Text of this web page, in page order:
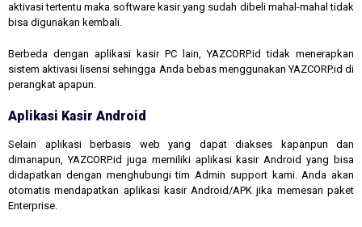
aktivasi tertentu maka software kasir yang sudah dibeli mahal-mahal tidak
bisa digunakan kembali.
Berbeda dengan aplikasi kasir PC lain, YAZCORP.id tidak menerapkan
sistem aktivasi lisensi sehingga Anda bebas menggunakan YAZCORP.id di
perangkat apapun.
Aplikasi Kasir Android
Selain aplikasi berbasis web yang dapat diakses kapanpun dan
dimanapun, YAZCORP.id juga memiliki aplikasi kasir Android yang bisa
didapatkan dengan menghubungi tim Admin support kami. Anda akan
otomatis mendapatkan aplikasi kasir Android/APK jika memesan paket
Enterprise.